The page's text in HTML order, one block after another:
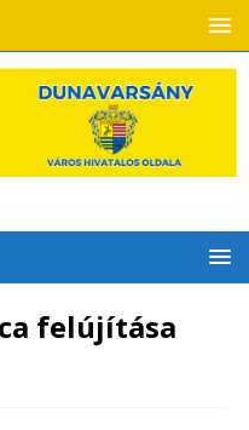
felújítása